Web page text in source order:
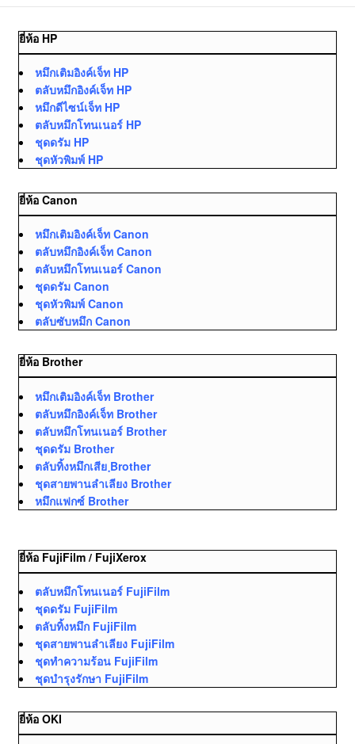
ยี่ห้อ HP
หมึกเติมอิงค์เจ็ท HP
ตลับหมึกอิงค์เจ็ท HP
หมึกดีไซน์เจ็ท HP
ตลับหมึกโทนเนอร์ HP
ชุดดรัม HP
ชุดหัวพิมพ์ HP
ยี่ห้อ Canon
หมึกเติมอิงค์เจ็ท Canon
ตลับหมึกอิงค์เจ็ท Canon
ตลับหมึกโทนเนอร์ Canon
ชุดดรัม Canon
ชุดหัวพิมพ์ Canon
ตลับซับหมึก Canon
ยี่ห้อ Brother
หมึกเติมอิงค์เจ็ท Brother
ตลับหมึกอิงค์เจ็ท Brother
ตลับหมึกโทนเนอร์ Brother
ชุดดรัม Brother
ตลับทิ้งหมึกเสีย ฺBrother
ชุดสายพานลำเลียง Brother
หมึกแฟกซ์ Brother
ยี่ห้อ FujiFilm / FujiXerox
ตลับหมึกโทนเนอร์ FujiFilm
ชุดดรัม FujiFilm
ตลับทิ้งหมึก FujiFilm
ชุดสายพานลำเลียง FujiFilm
ชุดทำความร้อน FujiFilm
ชุดบำรุงรักษา FujiFilm
ยี่ห้อ OKI